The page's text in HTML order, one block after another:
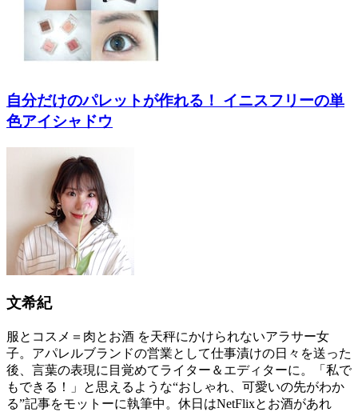
自分だけのパレットが作れる！ イニスフリーの単
色アイシャドウ
文希紀
服とコスメ＝肉とお酒 を天秤にかけられないアラサー女
子。アパレルブランドの営業として仕事漬けの日々を送った
後、言葉の表現に目覚めてライター＆エディターに。「私で
もできる！」と思えるような“おしゃれ、可愛いの先がわか
る”記事をモットーに執筆中。休日はNetFlixとお酒があれ